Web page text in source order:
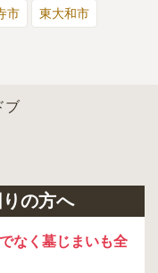
市 東大和市
りの方へ
なく墓じまいも全